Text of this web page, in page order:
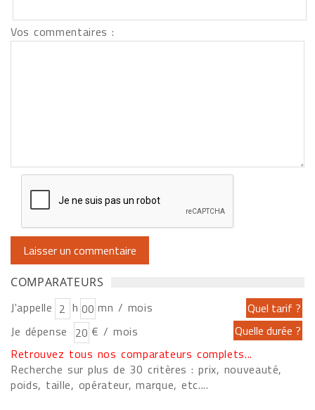
Vos commentaires :
COMPARATEURS
J'appelle h
mn / mois
Je dépense
€ / mois
Retrouvez tous nos comparateurs complets...
Recherche sur plus de 30 critères : prix, nouveauté,
poids, taille, opérateur, marque, etc....